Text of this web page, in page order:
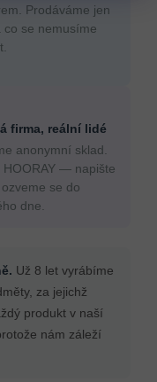
Prodáváme jen
co se nemusíme
firma, reální lidé
anonymní sklad.
HOORAY — napište
se do
dne.
Už 8 let vyrábíme
za jejichž
produkt v naší
nám záleží